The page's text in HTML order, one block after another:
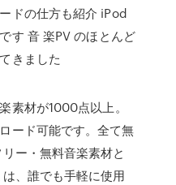
ドの仕方も紹介 iPod
す 音 楽PV のほとんど
きました
素材が1000点以上。
ード可能です。全て無
ー・無料音楽素材と
、誰でも手軽に使用